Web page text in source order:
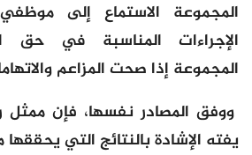
المجموعة الاستماع إلى
الإجراءات المناسبة في حق
المجموعة إذا صحت المزاعم
ووفق المصادر نفسها، فإن ممثل
يفته الإشادة بالنتائج التي